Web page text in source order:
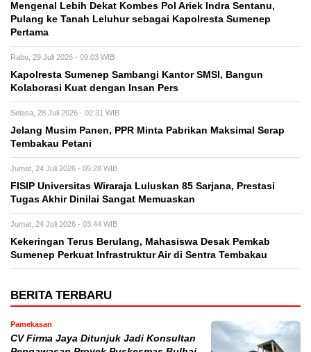
Mengenal Lebih Dekat Kombes Pol Ariek Indra Sentanu,
Pulang ke Tanah Leluhur sebagai Kapolresta Sumenep
Pertama
Rabu, 29 Juli 2026 - 09:03 WIB
Kapolresta Sumenep Sambangi Kantor SMSI, Bangun
Kolaborasi Kuat dengan Insan Pers
Selasa, 28 Juli 2026 - 02:31 WIB
Jelang Musim Panen, PPR Minta Pabrikan Maksimal Serap
Tembakau Petani
Jumat, 24 Juli 2026 - 05:28 WIB
FISIP Universitas Wiraraja Luluskan 85 Sarjana, Prestasi
Tugas Akhir Dinilai Sangat Memuaskan
Jumat, 24 Juli 2026 - 03:44 WIB
Kekeringan Terus Berulang, Mahasiswa Desak Pemkab
Sumenep Perkuat Infrastruktur Air di Sentra Tembakau
BERITA TERBARU
Pamekasan
CV Firma Jaya Ditunjuk Jadi Konsultan